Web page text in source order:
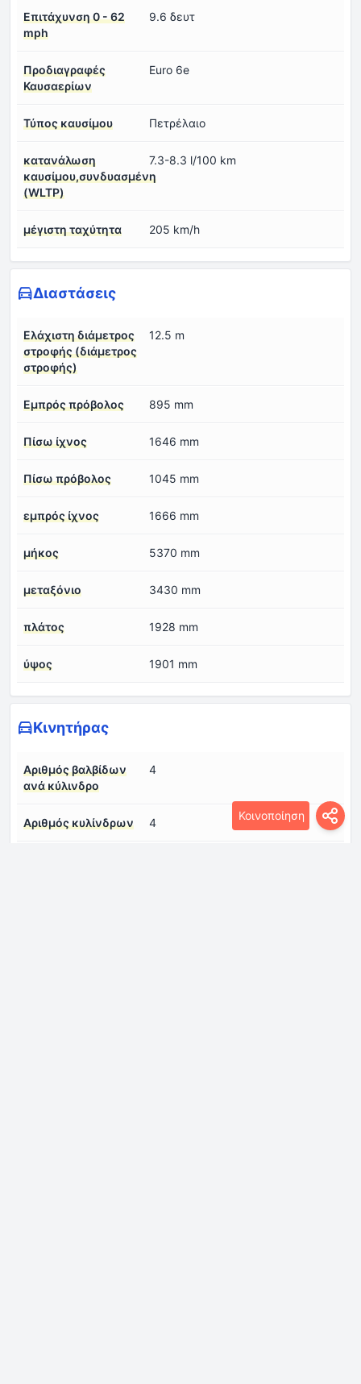
Κοινοποίηση
Επιτάχυνση 0 - 62
mph
9.6 δευτ
Προδιαγραφές
Καυσαερίων
Euro 6e
Τύπος καυσίμου Πετρέλαιο
κατανάλωση
καυσίμου,συνδυασμένη
(WLTP)
7.3-8.3 l/100 km
μέγιστη ταχύτητα 205 km/h
Διαστάσεις
Ελάχιστη διάμετρος
στροφής (διάμετρος
στροφής)
12.5 m
Εμπρός πρόβολος 895 mm
Πίσω ίχνος 1646 mm
Πίσω πρόβολος 1045 mm
εμπρός ίχνος 1666 mm
μήκος 5370 mm
μεταξόνιο 3430 mm
πλάτος 1928 mm
ύψος 1901 mm
Κινητήρας
Αριθμός βαλβίδων
ανά κύλινδρο
4
Αριθμός κυλίνδρων 4